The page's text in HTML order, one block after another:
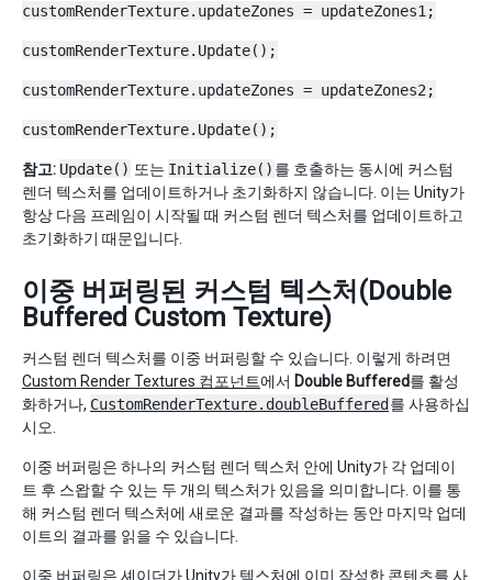
customRenderTexture.updateZones = updateZones1;
customRenderTexture.Update();
customRenderTexture.updateZones = updateZones2;
customRenderTexture.Update();
참고: Update() 또는 Initialize() 를 호출하는 동시에 커스텀
렌더 텍스처를 업데이트하거나 초기화하지 않습니다. 이는 Unity가
항상 다음 프레임이 시작될 때 커스텀 렌더 텍스처를 업데이트하고
초기화하기 때문입니다.
이중 버퍼링된 커스텀 텍스처(Double
Buffered Custom Texture)
커스텀 렌더 텍스처를 이중 버퍼링할 수 있습니다. 이렇게 하려면
Custom Render Textures 컴포넌트에서 Double Buffered를 활성
화하거나, CustomRenderTexture.doubleBuffered 를 사용하십
시오.
이중 버퍼링은 하나의 커스텀 렌더 텍스처 안에 Unity가 각 업데이
트 후 스왑할 수 있는 두 개의 텍스처가 있음을 의미합니다. 이를 통
해 커스텀 렌더 텍스처에 새로운 결과를 작성하는 동안 마지막 업데
이트의 결과를 읽을 수 있습니다.
이중 버퍼링은 셰이더가 Unity가 텍스처에 이미 작성한 콘텐츠를 사